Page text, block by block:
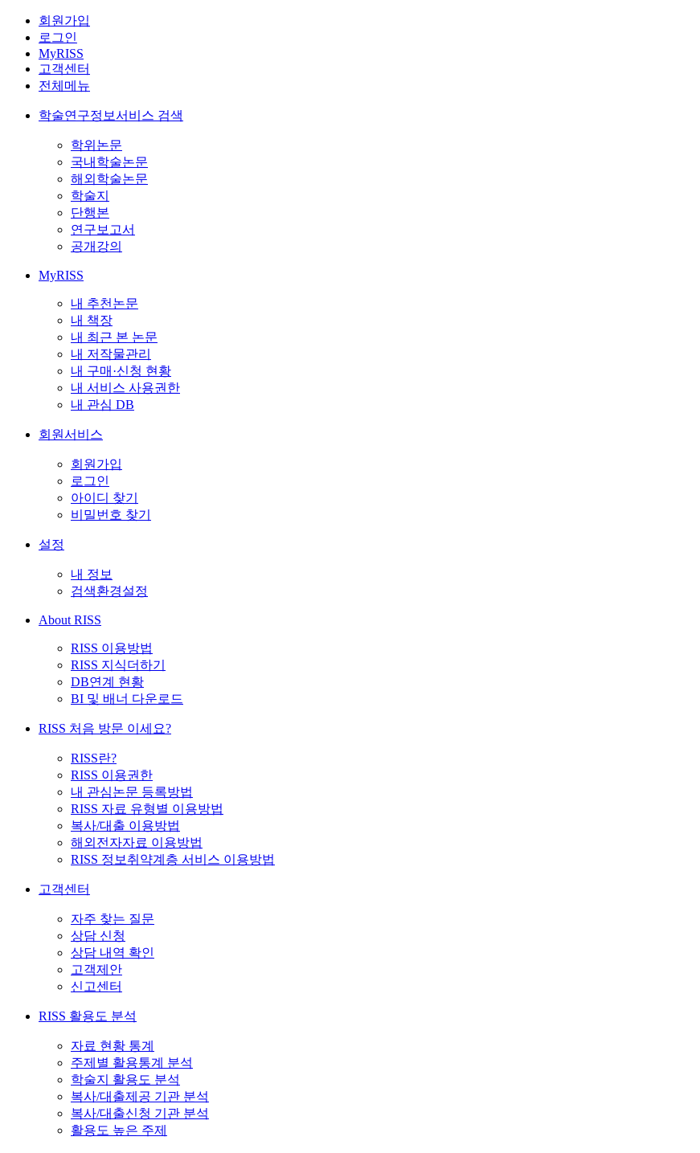
회원가입
로그인
MyRISS
고객센터
전체메뉴
학술연구정보서비스 검색
학위논문
국내학술논문
해외학술논문
학술지
단행본
연구보고서
공개강의
MyRISS
내 추천논문
내 책장
내 최근 본 논문
내 저작물관리
내 구매·신청 현황
내 서비스 사용권한
내 관심 DB
회원서비스
회원가입
로그인
아이디 찾기
비밀번호 찾기
설정
내 정보
검색환경설정
About RISS
RISS 이용방법
RISS 지식더하기
DB연계 현황
BI 및 배너 다운로드
RISS 처음 방문 이세요?
RISS란?
RISS 이용권한
내 관심논문 등록방법
RISS 자료 유형별 이용방법
복사/대출 이용방법
해외전자자료 이용방법
RISS 정보취약계층 서비스 이용방법
고객센터
자주 찾는 질문
상담 신청
상담 내역 확인
고객제안
신고센터
RISS 활용도 분석
자료 현황 통계
주제별 활용통계 분석
학술지 활용도 분석
복사/대출제공 기관 분석
복사/대출신청 기관 분석
활용도 높은 주제